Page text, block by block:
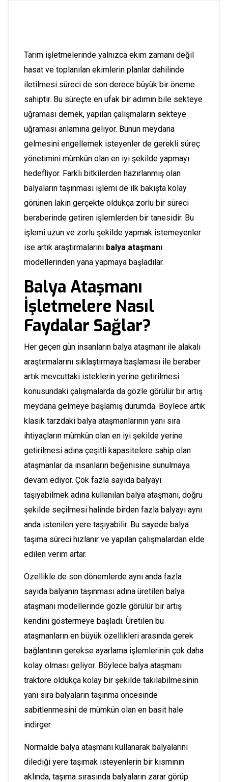
Tarım işletmelerinde yalnızca ekim zamanı değil
hasat ve toplanılan ekimlerin planlar dahilinde
iletilmesi süreci de son derece büyük bir öneme
sahiptir. Bu süreçte en ufak bir adımın bile sekteye
uğraması demek, yapılan çalışmaların sekteye
uğraması anlamına geliyor. Bunun meydana
gelmesini engellemek isteyenler de gerekli süreç
yönetimini mümkün olan en iyi şekilde yapmayı
hedefliyor. Farklı bitkilerden hazırlanmış olan
balyaların taşınması işlemi de ilk bakışta kolay
görünen lakin gerçekte oldukça zorlu bir süreci
beraberinde getiren işlemlerden bir tanesidir. Bu
işlemi uzun ve zorlu şekilde yapmak istemeyenler
ise artık araştırmalarını balya ataşmanı
modellerinden yana yapmaya başladılar.
Balya Ataşmanı
İşletmelere Nasıl
Faydalar Sağlar?
Her geçen gün insanların balya ataşmanı ile alakalı
araştırmalarını sıklaştırmaya başlaması ile beraber
artık mevcuttaki isteklerin yerine getirilmesi
konusundaki çalışmalarda da gözle görülür bir artış
meydana gelmeye başlamış durumda. Böylece artık
klasik tarzdaki balya ataşmanlarının yanı sıra
ihtiyaçların mümkün olan en iyi şekilde yerine
getirilmesi adına çeşitli kapasitelere sahip olan
ataşmanlar da insanların beğenisine sunulmaya
devam ediyor. Çok fazla sayıda balyayı
taşıyabilmek adına kullanılan balya ataşmanı, doğru
şekilde seçilmesi halinde birden fazla balyayı aynı
anda istenilen yere taşıyabilir. Bu sayede balya
taşıma süreci hızlanır ve yapılan çalışmalardan elde
edilen verim artar.
Özellikle de son dönemlerde aynı anda fazla
sayıda balyanın taşınması adına üretilen balya
ataşmanı modellerinde gözle görülür bir artış
kendini göstermeye başladı. Üretilen bu
ataşmanların en büyük özellikleri arasında gerek
bağlantının gerekse ayarlama işlemlerinin çok daha
kolay olması geliyor. Böylece balya ataşmanı
traktöre oldukça kolay bir şekilde takılabilmesinin
yanı sıra balyaların taşınma öncesinde
sabitlenmesini de mümkün olan en basit hale
indirger.
Normalde balya ataşmanı kullanarak balyalarını
dilediği yere taşımak isteyenlerin bir kısmının
aklında, taşıma sırasında balyaların zarar görüp